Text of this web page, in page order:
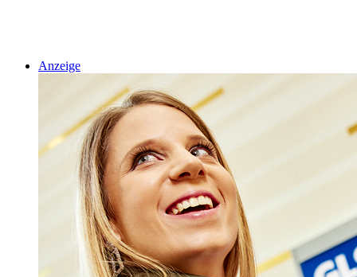
Anzeige